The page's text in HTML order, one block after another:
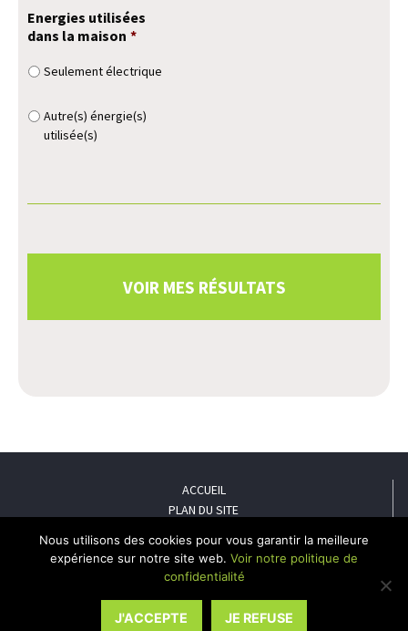
Energies utilisées
dans la maison *
Seulement électrique
Autre(s) énergie(s)
utilisée(s)
ACCUEIL
PLAN DU SITE
POLITIQUE DE CONFIDENTIALITÉ
CONTACT
Le Mulot - 13 rue Lann Prat Perrodeu, 56450 Theix - Téléphone : 02 90
38 06 41
Nous utilisons des cookies pour vous garantir la meilleure
expérience sur notre site web. Voir notre politique de
confidentialité
J'ACCEPTE JE REFUSE